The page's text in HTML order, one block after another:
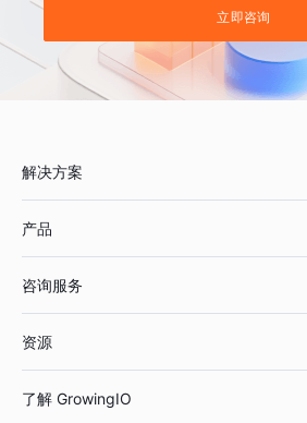
立即咨询
解决方案
鞋服行业
汽车行业
产品
智能运营
咨询服务
资源
了解 GrowingIO